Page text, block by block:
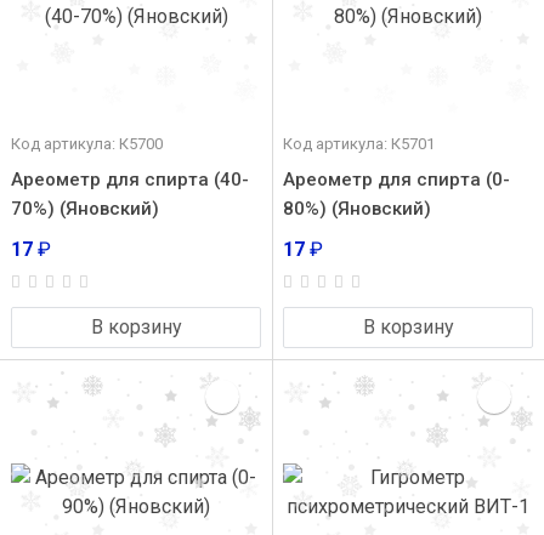
Код артикула: К5700
Ареометр для спирта (40-
70%) (Яновский)
17 ₽
В корзину
Код артикула: К5701
Ареометр для спирта (0-
80%) (Яновский)
17 ₽
В корзину